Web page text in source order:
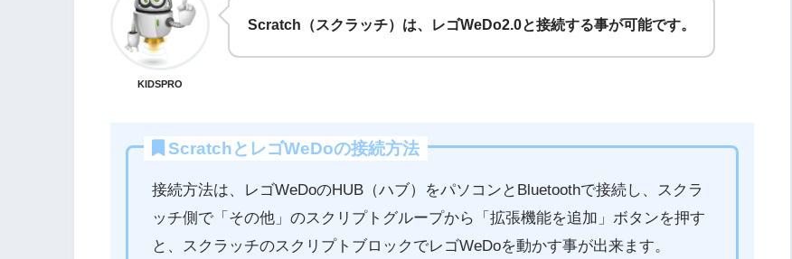
KIDSPRO
Scratch（スクラッチ）は、レゴWeDo2.0と接続する事が可能です。
ScratchとレゴWeDoの接続方法
接続方法は、レゴWeDoのHUB（ハブ）をパソコンとBluetoothで接続し、スクラ
ッチ側で「その他」のスクリプトグループから「拡張機能を追加」ボタンを押す
と、スクラッチのスクリプトブロックでレゴWeDoを動かす事が出来ます。